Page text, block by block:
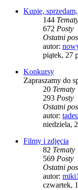
Kupię,
144
672 Posty
Ostatni
autor:
piątek, 27
Konkursy
Zapraszamy do
20 Tematy
293 Posty
Ostatni
autor:
niedziela,
Filmy i zdjęcia
82 Tematy
569 Posty
Ostatni
autor:
czwartek,